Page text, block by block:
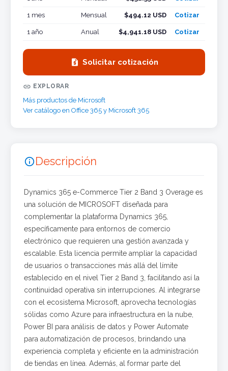
1 mes Mensual $494.12 USD Cotizar
1 año Anual $4,941.18 USD Cotizar
 Solicitar cotización
 EXPLORAR
Más productos de Microsoft
Ver catálogo en Office 365 y Microsoft 365
Descripción
Dynamics 365 e-Commerce Tier 2 Band 3 Overage es
una solución de MICROSOFT diseñada para
complementar la plataforma Dynamics 365,
específicamente para entornos de comercio
electrónico que requieren una gestión avanzada y
escalable. Esta licencia permite ampliar la capacidad
de usuarios o transacciones más allá del límite
establecido en el nivel Tier 2 Band 3, facilitando así la
continuidad operativa sin interrupciones. Al integrarse
con el ecosistema Microsoft, aprovecha tecnologías
sólidas como Azure para infraestructura en la nube,
Power BI para análisis de datos y Power Automate
para automatización de procesos, brindando una
experiencia completa y eficiente en la administración
de tiendas en línea. Además, al formar parte del